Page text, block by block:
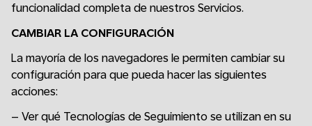
funcionalidad completa de nuestros Servicios.
CAMBIAR LA CONFIGURACIÓN
La mayoría de los navegadores le permiten cambiar su
configuración para que pueda hacer las siguientes
acciones:
– Ver qué Tecnologías de Seguimiento se utilizan en su